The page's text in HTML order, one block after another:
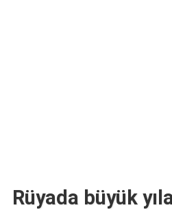
Rüyada büyük